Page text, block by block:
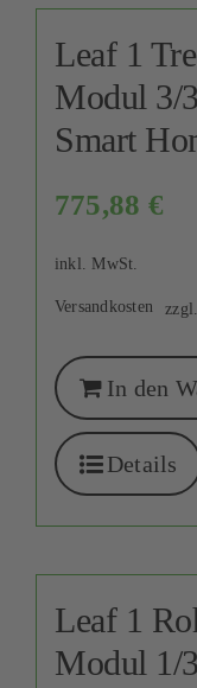
Leaf 1
Modul 3/
Smart
775,88 €
inkl. MwSt.
zzgl.
Versandkosten
In den
Details
Leaf 1
Modul 1/3